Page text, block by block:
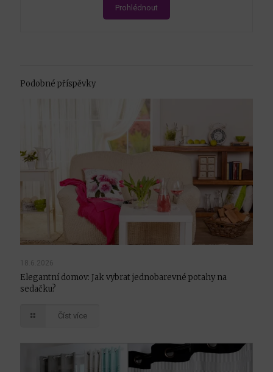
Prohlédnout
Podobné příspěvky
18.6.2026
Elegantní domov: Jak vybrat jednobarevné potahy na
sedačku?
Číst více